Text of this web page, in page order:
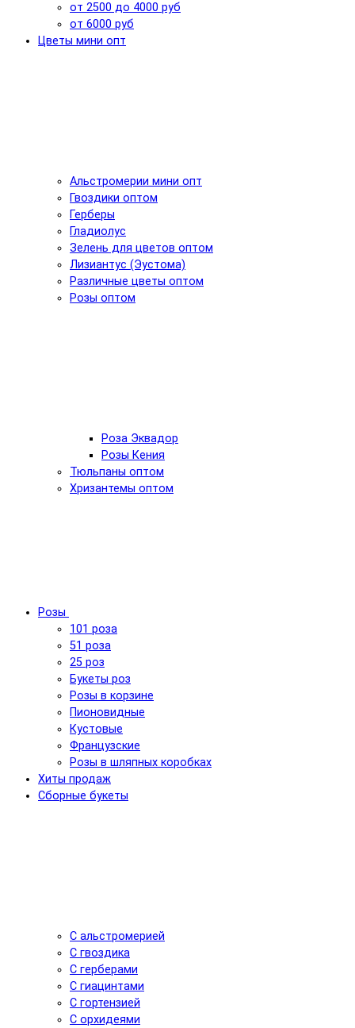
от 2500 до 4000 руб
от 6000 руб
Цветы мини опт
Альстромерии мини опт
Гвоздики оптом
Герберы
Гладиолус
Зелень для цветов оптом
Лизиантус (Эустома)
Различные цветы оптом
Розы оптом
Роза Эквадор
Розы Кения
Тюльпаны оптом
Хризантемы оптом
Розы
101 роза
51 роза
25 роз
Букеты роз
Розы в корзине
Пионовидные
Кустовые
Французские
Розы в шляпных коробках
Хиты продаж
Сборные букеты
С альстромерией
С гвоздика
С герберами
С гиацинтами
С гортензией
С орхидеями